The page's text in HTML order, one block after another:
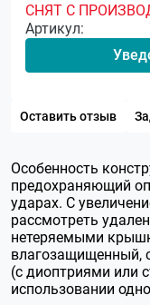
СНЯТ С
Артикул:
Оставить отзыв
Особенность
предохраняющий
ударах. С
рассмотреть
нетеряемыми
влагозащищенный,
(с диоптриями или
использовании